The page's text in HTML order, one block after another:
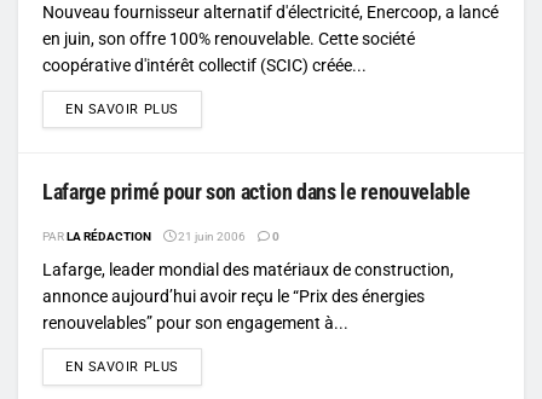
Nouveau fournisseur alternatif d'électricité, Enercoop, a lancé
en juin, son offre 100% renouvelable. Cette société
coopérative d'intérêt collectif (SCIC) créée...
EN SAVOIR PLUS
Lafarge primé pour son action dans le renouvelable
PARLA RÉDACTION 21 juin 2006 0
Lafarge, leader mondial des matériaux de construction,
annonce aujourd’hui avoir reçu le “Prix des énergies
renouvelables” pour son engagement à...
EN SAVOIR PLUS